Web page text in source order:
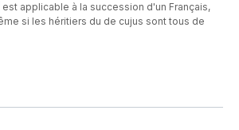
est applicable à la succession d'un Français,
si les héritiers du de cujus sont tous de